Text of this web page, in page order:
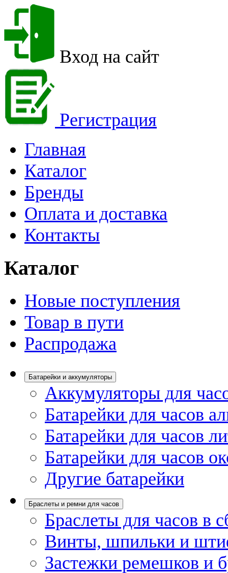
Вход на сайт
Регистрация
Главная
Каталог
Бренды
Оплата и доставка
Контакты
Каталог
Новые поступления
Товар в пути
Распродажа
Батарейки и аккумуляторы
Аккумуляторы для
Батарейки для часов
Батарейки для часов
Батарейки для часов
Другие батарейки
Браслеты и ремни для часов
Браслеты для часов в
Винты, шпильки и
Застежки ремешков и